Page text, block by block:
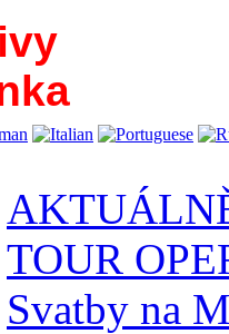
TOUR
Svatby na